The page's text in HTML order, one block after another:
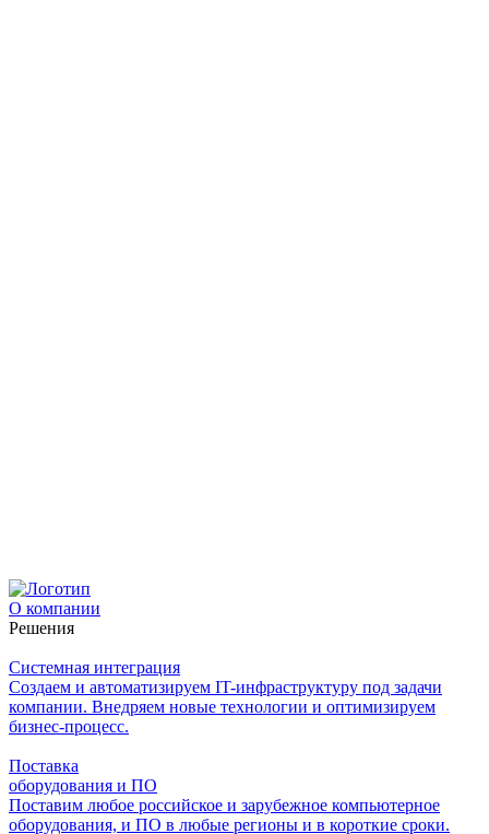
О компании
Решения
Системная интеграция
Создаем и автоматизируем IT-инфраструктуру под задачи
компании. Внедряем новые технологии и оптимизируем
бизнес-процесс.
Поставка
оборудования и ПО
Поставим любое российское и зарубежное компьютерное
оборудования, и ПО в любые регионы и в короткие сроки.